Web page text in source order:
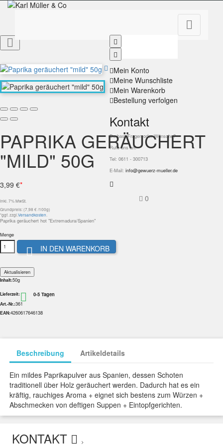

Mein Konto
Meine Wunschliste
Mein Warenkorb
Bestellung verfolgen
Kontakt
Du hast Fragen oder Wünsche?
Rufe uns an!
Tel: 0611 - 300713
E-Mail: info@gewuerz-mueller.de
0

PAPRIKA GERÄUCHERT
"MILD" 50G
3,99 €*
inkl. 7% MwSt.
Grundpreis: (7,98 € /100g)
*ggf. zzgl.Versandkosten
Paprika geräuchert hot "Extremadura/Spanien"
Menge
 IN DEN WARENKORB
Inhalt:50g
Lieferzeit:  0-5 Tagen
Art.-Nr.:361
EAN:4260617646138
Beschreibung Artikeldetails
Ein mildes Paprikapulver aus Spanien, dessen Schoten
traditionell über Holz geräuchert werden. Dadurch hat es ein
kräftig, rauchiges Aroma + eignet sich bestens zum Würzen +
Abschmecken von deftigen Suppen + Eintopfgerichten.
KONTAKT >